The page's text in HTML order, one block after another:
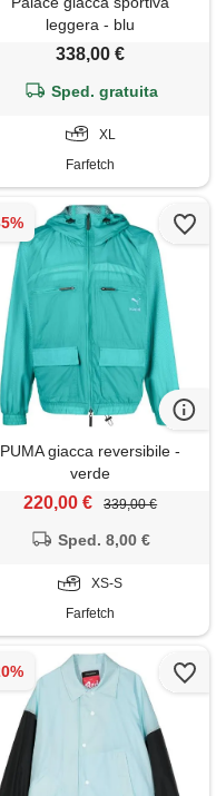
leggera - blu
338,00 €
Sped. gratuita
XL
Farfetch
PUMA giacca reversibile -
verde
220,00 € 339,00 €
Sped. 8,00 €
XS-S
Farfetch